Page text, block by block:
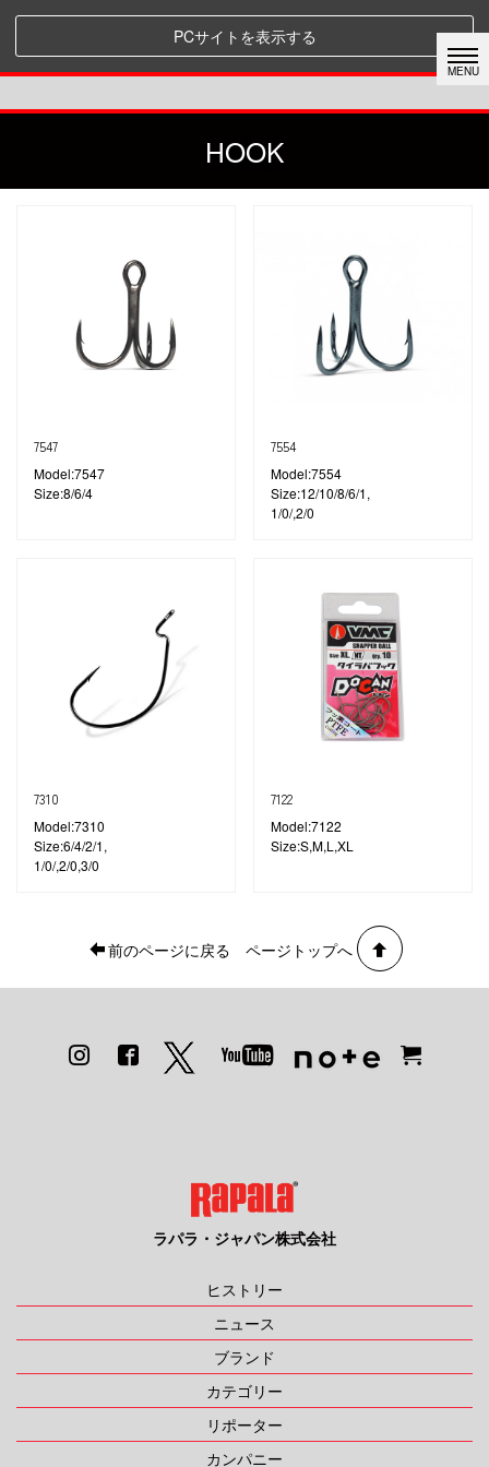
PCサイトを表示する
HOOK
7547
Model:7547
Size:8/6/4
7554
Model:7554
Size:12/10/8/6/1,
1/0/,2/0
7310
Model:7310
Size:6/4/2/1,
1/0/,2/0,3/0
7122
Model:7122
Size:S,M,L,XL
前のページに戻る ページトップへ
ラパラ・ジャパン株式会社
ヒストリー
ニュース
ブランド
カテゴリー
リポーター
カンパニー